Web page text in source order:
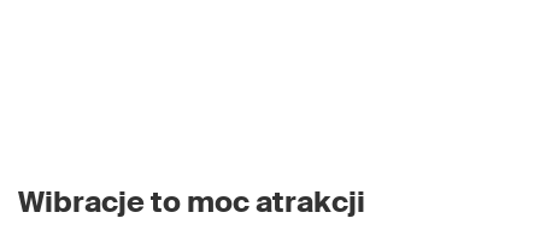
Wibracje to moc atrakcji